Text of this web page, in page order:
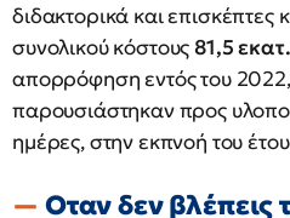
διδακτορικά και επισκέπτες
συνολικού κόστους81,5
απορρόφηση εντός του
παρουσιάστηκαν προς
ημέρες, στην εκπνοή του
Οταν δεν βλέπεις